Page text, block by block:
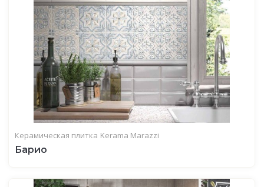
Керамическая плитка Kerama Marazzi
Барио